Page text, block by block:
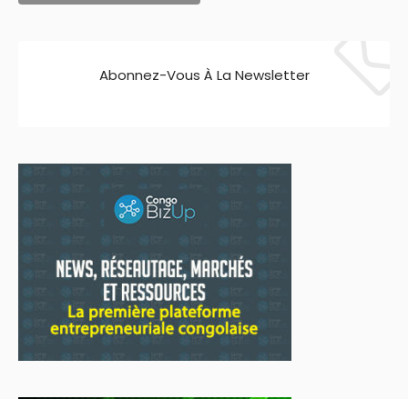
Abonnez-Vous À La Newsletter